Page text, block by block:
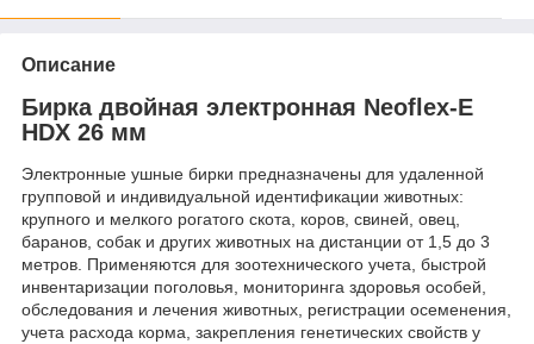
Описание
Бирка двойная электронная Neoflex-E
HDX 26 мм
Электронные ушные бирки предназначены для удаленной
групповой и индивидуальной идентификации животных:
крупного и мелкого рогатого скота, коров, свиней, овец,
баранов, собак и других животных на дистанции от 1,5 до 3
метров. Применяются для зоотехнического учета, быстрой
инвентаризации поголовья, мониторинга здоровья особей,
обследования и лечения животных, регистрации осеменения,
учета расхода корма, закрепления генетических свойств у